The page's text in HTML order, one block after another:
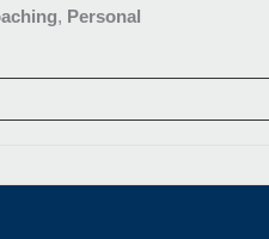
, Personal